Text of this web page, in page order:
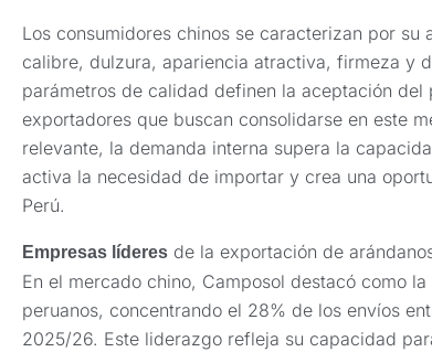
Los consumidores chinos se caracterizan por
calibre, dulzura, apariencia atractiva, firmeza y
parámetros de calidad definen la aceptación
exportadores que buscan consolidarse en este
relevante, la demanda interna supera la
activa la necesidad de importar y crea una
Perú.
Empresas líderes de la exportación de
En el mercado chino, Camposol destacó como
peruanos, concentrando el 28% de los envíos
2025/26. Este liderazgo refleja su capacidad